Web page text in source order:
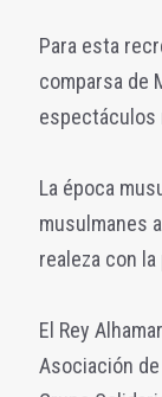
Para esta
comparsa de
espectáculos
La época
musulmanes
realeza con
El Rey
Asociación